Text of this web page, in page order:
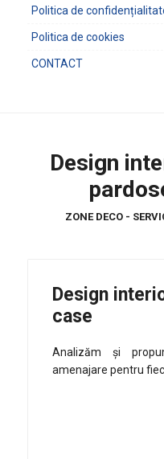
Politica de
Politica de cookies
CONTACT
Design
ZONE DECO -
Design
case
Analizăm și
amenajare pentru